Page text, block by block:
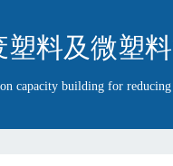
料及微塑
capacity building for